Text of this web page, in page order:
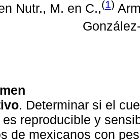
Nutr., M. en C.,(1)
. Determinar si el
es reproducible y
de mexicanos con